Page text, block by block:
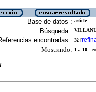
Base de datos : article
Búsqueda :
encontradas : 32 [
Mostrando: 1 .. 10 en